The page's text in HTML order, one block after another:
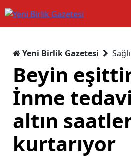
Yeni Birlik Gazetesi
Beyin
İnme
altın
kurtarıyor